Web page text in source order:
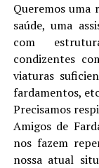
Queremos uma
saúde, uma
com
condizentes
viaturas
fardamentos,
Precisamos
Amigos de
nos fazem
nossa atual